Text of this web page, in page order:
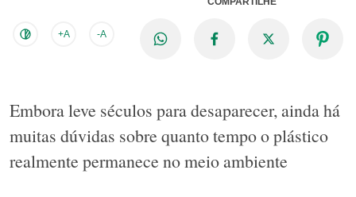
+A -A
Embora leve séculos para desaparecer, ainda há
muitas dúvidas sobre quanto tempo o plástico
realmente permanece no meio ambiente